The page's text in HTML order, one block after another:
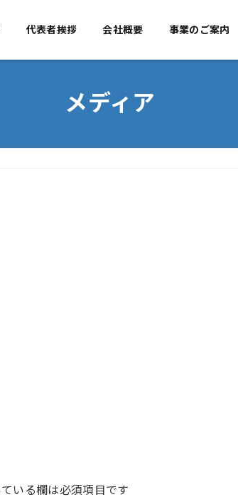
TOPページ 代表者挨拶
代表者挨拶 会社概要 事業のご案内
メディア
いる欄は必須項目です